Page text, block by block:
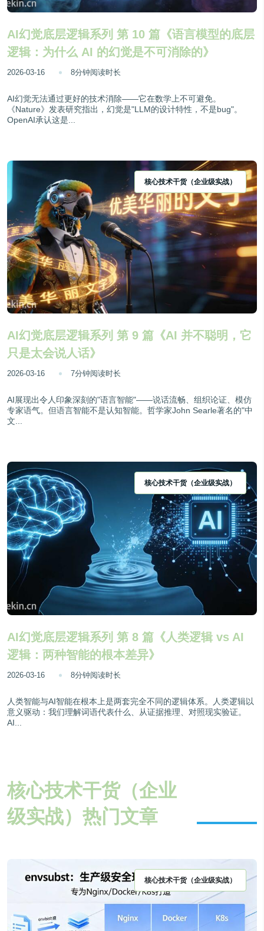
AI幻觉底层逻辑系列 第 10 篇《语言模型的底层
逻辑：为什么 AI 的幻觉是不可消除的》
2026-03-16 8分钟阅读时长
AI幻觉无法通过更好的技术消除——它在数学上不可避免。
《Nature》发表研究指出，幻觉是"LLM的设计特性，不是bug"。
OpenAI承认这是...
核心技术干货（企业级实战）
AI幻觉底层逻辑系列 第 9 篇《AI 并不聪明，它
只是太会说人话》
2026-03-16 7分钟阅读时长
AI展现出令人印象深刻的"语言智能"——说话流畅、组织论证、模仿
专家语气。但语言智能不是认知智能。哲学家John Searle著名的"中
文...
核心技术干货（企业级实战）
AI幻觉底层逻辑系列 第 8 篇《人类逻辑 vs AI
逻辑：两种智能的根本差异》
2026-03-16 8分钟阅读时长
人类智能与AI智能在根本上是两套完全不同的逻辑体系。人类逻辑以
意义驱动：我们理解词语代表什么、从证据推理、对照现实验证。
AI...
核心技术干货（企业
级实战）热门文章
核心技术干货（企业级实战）